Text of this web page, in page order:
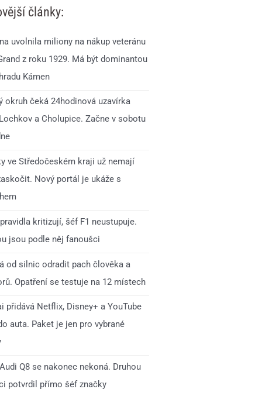
články:
uvolnila miliony na nákup veteránu
z roku 1929. Má být dominantou
Kámen
okruh čeká 24hodinová uzavírka
a Cholupice. Začne v sobotu
ve Středočeském kraji už nemají
Nový portál je ukáže s
kritizují, šéf F1 neustupuje.
jsou podle něj fanoušci
od silnic odradit pach člověka a
Opatření se testuje na 12 místech
přidává Netflix, Disney+ a YouTube
auta. Paket je jen pro vybrané
Q8 se nakonec nekoná. Druhou
potvrdil přímo šéf značky